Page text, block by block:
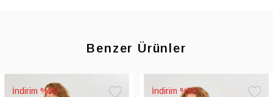
Benzer Ürünler
%50 %50